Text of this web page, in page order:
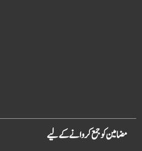
مضامین کو جمع کروانے کے لیے